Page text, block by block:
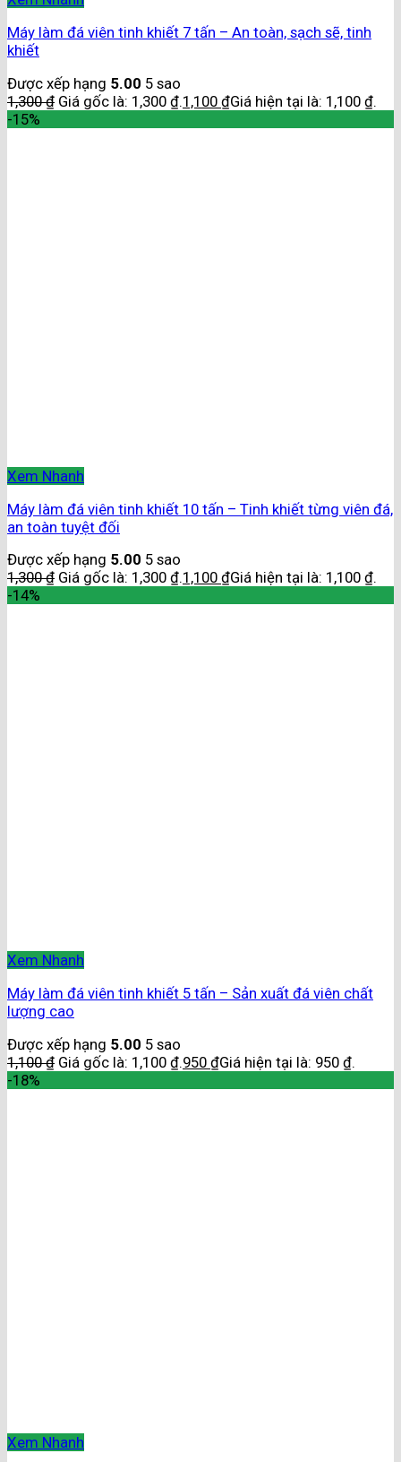
Máy làm đá viên tinh khiết 7 tấn – An toàn, sạch sẽ, tinh
khiết
Được xếp hạng 5.00 5 sao
1,300₫ Giá gốc là: 1,300 ₫.1,100 ₫Giá hiện tại là: 1,100 ₫.
-15%
Xem Nhanh
Máy làm đá viên tinh khiết 10 tấn – Tinh khiết từng viên đá,
an toàn tuyệt đối
Được xếp hạng 5.00 5 sao
1,300₫ Giá gốc là: 1,300 ₫.1,100 ₫Giá hiện tại là: 1,100 ₫.
-14%
Xem Nhanh
Máy làm đá viên tinh khiết 5 tấn – Sản xuất đá viên chất
lượng cao
Được xếp hạng 5.00 5 sao
1,100₫ Giá gốc là: 1,100 ₫.950 ₫Giá hiện tại là: 950 ₫.
-18%
Xem Nhanh